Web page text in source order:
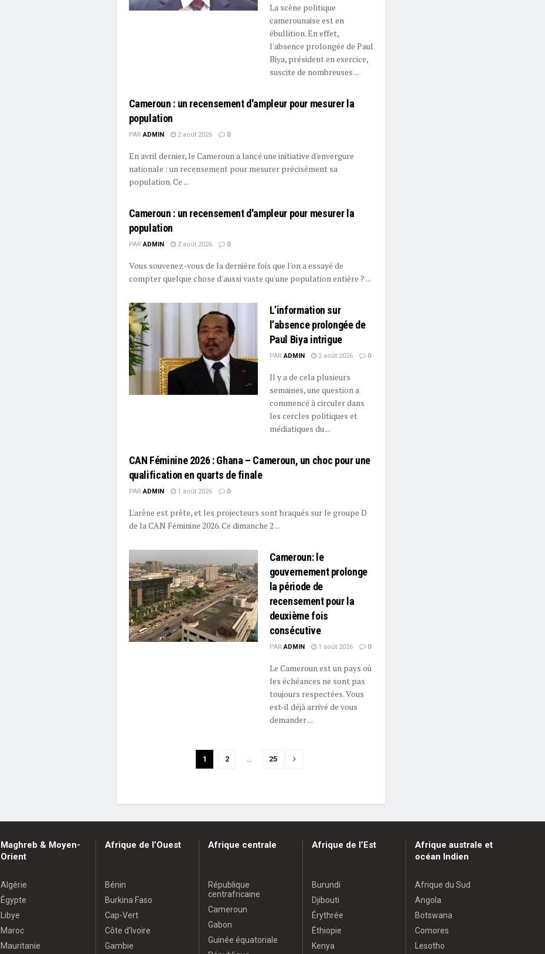
La scène politique
camerounaise est en
ébullition. En effet,
l'absence prolongée de Paul
Biya, président en exercice,
suscite de nombreuses ...
Cameroun : un recensement d'ampleur pour mesurer la
population
PAR ADMIN 2 août 2026 0
En avril dernier, le Cameroun a lancé une initiative d'envergure
nationale : un recensement pour mesurer précisément sa
population. Ce ...
Cameroun : un recensement d'ampleur pour mesurer la
population
PAR ADMIN 2 août 2026 0
Vous souvenez-vous de la dernière fois que l'on a essayé de
compter quelque chose d'aussi vaste qu'une population entière ? ...
L’information sur
l’absence prolongée de
Paul Biya intrigue
PAR ADMIN 2 août 2026 0
Il y a de cela plusieurs
semaines, une question a
commencé à circuler dans
les cercles politiques et
médiatiques du ...
CAN Féminine 2026 : Ghana – Cameroun, un choc pour une
qualification en quarts de finale
PAR ADMIN 1 août 2026 0
L'arène est prête, et les projecteurs sont braqués sur le groupe D
de la CAN Féminine 2026. Ce dimanche 2 ...
Cameroun: le
gouvernement prolonge
la période de
recensement pour la
deuxième fois
consécutive
PAR ADMIN 1 août 2026 0
Le Cameroun est un pays où
les échéances ne sont pas
toujours respectées. Vous
est-il déjà arrivé de vous
demander ...
1 2 … 25
Maghreb & Moyen-
Orient
Algérie
Égypte
Libye
Maroc
Mauritanie
Afrique de l’Ouest
Bénin
Burkina Faso
Cap-Vert
Côte d’Ivoire
Gambie
Afrique centrale
République
centrafricaine
Cameroun
Gabon
Guinée équatoriale
Afrique de l’Est
Burundi
Djibouti
Érythrée
Éthiopie
Kenya
Afrique australe et
océan Indien
Afrique du Sud
Angola
Botswana
Comores
Lesotho